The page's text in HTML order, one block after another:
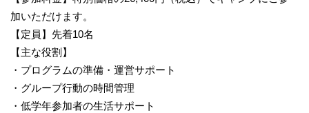
加いただけます。
【定員】先着10名
【主な役割】
・プログラムの準備・運営サポート
・グループ行動の時間管理
・低学年参加者の生活サポート